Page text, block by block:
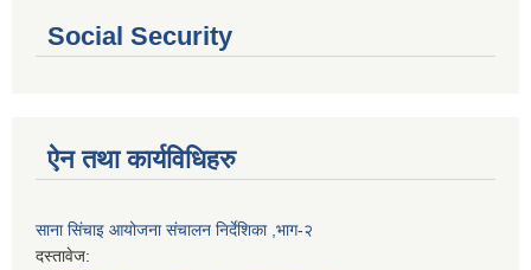
Social Security
ऐन तथा कार्यविधिहरु
साना सिंचाइ आयोजना संचालन निर्देशिका ,भाग-२
दस्तावेज: